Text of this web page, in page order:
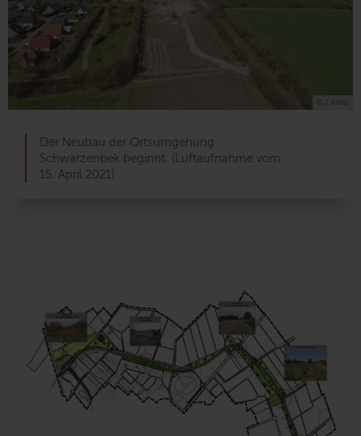
© J. Kahts
Der Neubau der Ortsumgehung
Schwarzenbek beginnt. (Luftaufnahme vom
15. April 2021)